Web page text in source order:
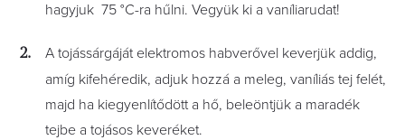
hagyjuk 75 °C-ra hűlni. Vegyük ki a vaníliarudat!
A tojássárgáját elektromos habverővel keverjük addig,
amíg kifehéredik, adjuk hozzá a meleg, vaníliás tej felét,
majd ha kiegyenlítődött a hő, beleöntjük a maradék
tejbe a tojásos keveréket.